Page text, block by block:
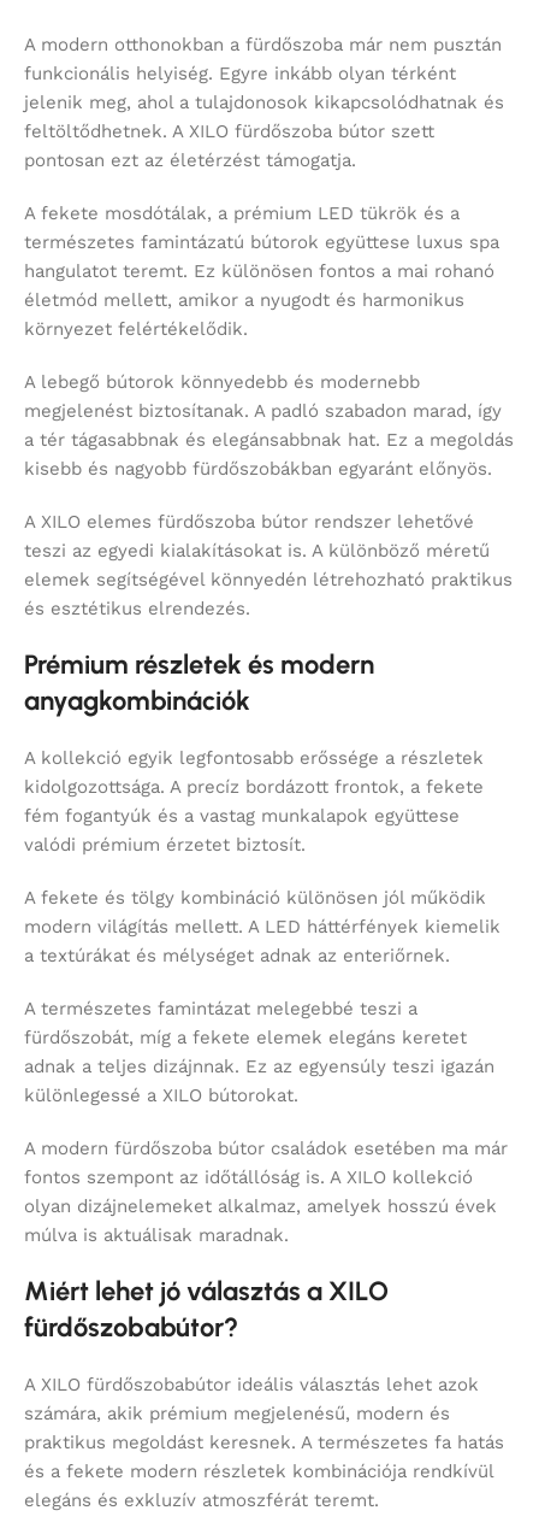
A modern otthonokban a fürdőszoba már nem pusztán
funkcionális helyiség. Egyre inkább olyan térként
jelenik meg, ahol a tulajdonosok kikapcsolódhatnak és
feltöltődhetnek. A XILO fürdőszoba bútor szett
pontosan ezt az életérzést támogatja.
A fekete mosdótálak, a prémium LED tükrök és a
természetes famintázatú bútorok együttese luxus spa
hangulatot teremt. Ez különösen fontos a mai rohanó
életmód mellett, amikor a nyugodt és harmonikus
környezet felértékelődik.
A lebegő bútorok könnyedebb és modernebb
megjelenést biztosítanak. A padló szabadon marad, így
a tér tágasabbnak és elegánsabbnak hat. Ez a megoldás
kisebb és nagyobb fürdőszobákban egyaránt előnyös.
A XILO elemes fürdőszoba bútor rendszer lehetővé
teszi az egyedi kialakításokat is. A különböző méretű
elemek segítségével könnyedén létrehozható praktikus
és esztétikus elrendezés.
Prémium részletek és modern
anyagkombinációk
A kollekció egyik legfontosabb erőssége a részletek
kidolgozottsága. A precíz bordázott frontok, a fekete
fém fogantyúk és a vastag munkalapok együttese
valódi prémium érzetet biztosít.
A fekete és tölgy kombináció különösen jól működik
modern világítás mellett. A LED háttérfények kiemelik
a textúrákat és mélységet adnak az enteriőrnek.
A természetes famintázat melegebbé teszi a
fürdőszobát, míg a fekete elemek elegáns keretet
adnak a teljes dizájnnak. Ez az egyensúly teszi igazán
különlegessé a XILO bútorokat.
A modern fürdőszoba bútor családok esetében ma már
fontos szempont az időtállóság is. A XILO kollekció
olyan dizájnelemeket alkalmaz, amelyek hosszú évek
múlva is aktuálisak maradnak.
Miért lehet jó választás a XILO
fürdőszobabútor?
A XILO fürdőszobabútor ideális választás lehet azok
számára, akik prémium megjelenésű, modern és
praktikus megoldást keresnek. A természetes fa hatás
és a fekete modern részletek kombinációja rendkívül
elegáns és exkluzív atmoszférát teremt.